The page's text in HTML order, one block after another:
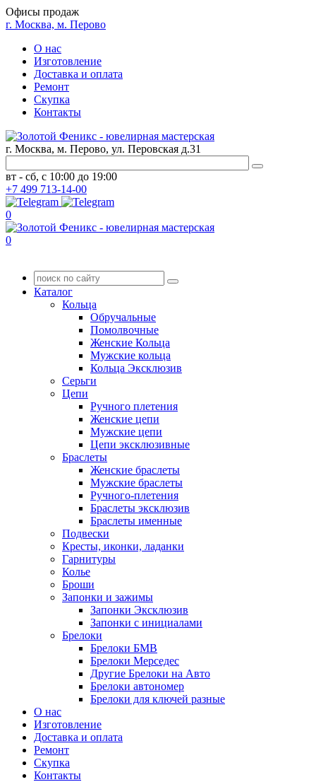
Офисы продаж
г. Москва, м. Перово
О нас
Изготовление
Доставка и оплата
Ремонт
Скупка
Контакты
г. Москва, м. Перово, ул. Перовская д.31
вт - сб, с 10:00 до 19:00
+7 499 713-14-00
0
0
Каталог
Кольца
Обручальные
Помолвочные
Женские Кольца
Мужские кольца
Кольца Эксклюзив
Серьги
Цепи
Ручного плетения
Женские цепи
Мужские цепи
Цепи эксклюзивные
Браслеты
Женские браслеты
Мужские браслеты
Ручного-плетения
Браслеты эксклюзив
Браслеты именные
Подвески
Кресты, иконки, ладанки
Гарнитуры
Колье
Броши
Запонки и зажимы
Запонки Эксклюзив
Запонки с инициалами
Брелоки
Брелоки БМВ
Брелоки Мерседес
Другие Брелоки на Авто
Брелоки автономер
Брелоки для ключей разные
О нас
Изготовление
Доставка и оплата
Ремонт
Скупка
Контакты